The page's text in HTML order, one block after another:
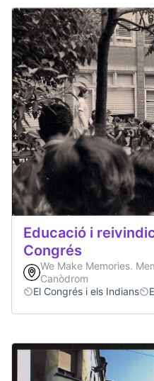
Educació i
Congrés
We Make Memories.
Canòdrom
El Congrés i els Indians